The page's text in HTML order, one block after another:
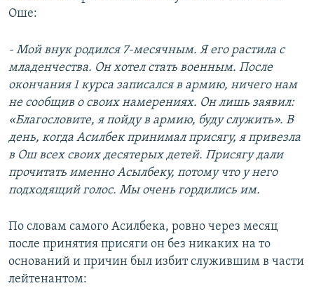
Оше:
- Мой внук родился 7-месячным. Я его растила с
младенчества. Он хотел стать военным. После
окончания 1 курса записался в армию, ничего нам
не сообщив о своих намерениях. Он лишь заявил:
«Благословите, я пойду в армию, буду служить». В
день, когда Асилбек принимал присягу, я привезла
в Ош всех своих десятерых детей. Присягу дали
прочитать именно Асылбеку, потому что у него
подходящий голос. Мы очень гордились им.
По словам самого Асилбека, ровно через месяц
после принятия присяги он без никаких на то
оснований и причин был избит служившим в части
лейтенантом: